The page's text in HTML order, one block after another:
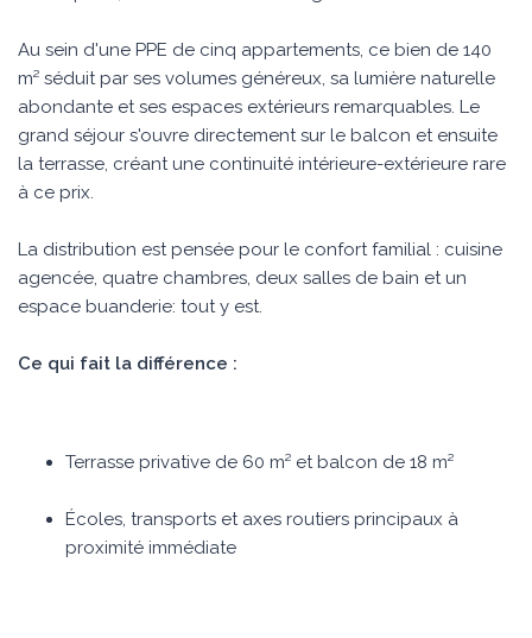
Au sein d'une PPE de cinq appartements, ce bien de 140
m² séduit par ses volumes généreux, sa lumière naturelle
abondante et ses espaces extérieurs remarquables. Le
grand séjour s'ouvre directement sur le balcon et ensuite
la terrasse, créant une continuité intérieure-extérieure rare
à ce prix.
La distribution est pensée pour le confort familial : cuisine
agencée, quatre chambres, deux salles de bain et un
espace buanderie: tout y est.
Ce qui fait la différence :
Terrasse privative de 60 m² et balcon de 18 m²
Écoles, transports et axes routiers principaux à
proximité immédiate